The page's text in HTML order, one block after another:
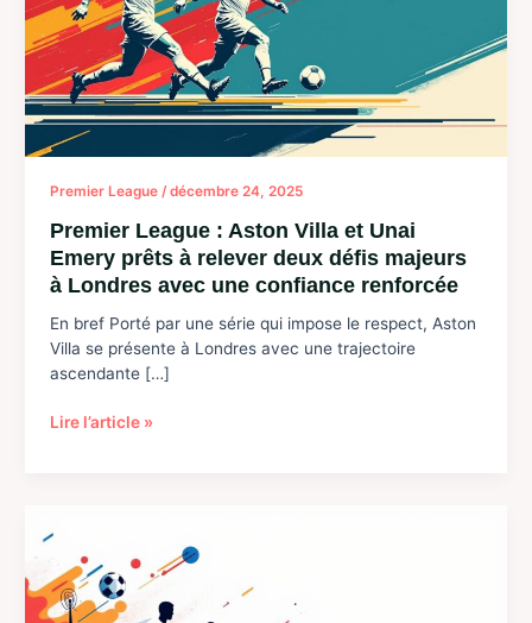
Premier League/décembre 24, 2025
Premier League : Aston Villa et Unai
Emery prêts à relever deux défis majeurs
à Londres avec une confiance renforcée
En bref Porté par une série qui impose le respect, Aston
Villa se présente à Londres avec une trajectoire
ascendante […]
Premier
et
Unai
Emery
Lire l’article »